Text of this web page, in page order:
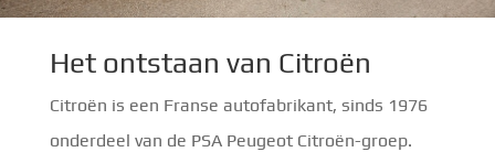
Het ontstaan van Citroën
Citroën is een Franse autofabrikant, sinds 1976
onderdeel van de PSA Peugeot Citroën-groep.